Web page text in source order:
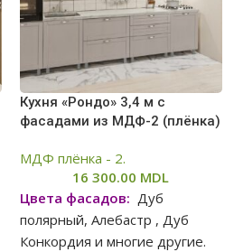
Кухня «Рондо» 3,4 м с
фасадами из МДФ-2 (плёнка)
МДФ плёнка - 2.
16 300.00 MDL
Цвета фасадов: Дуб
полярный, Алебастр , Дуб
Конкордия и многие другие.